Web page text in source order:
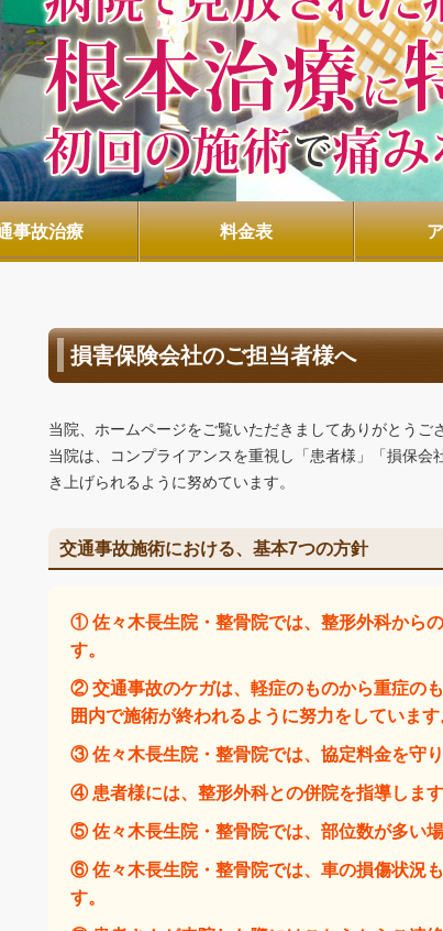
事故治療 料金表
損害保険会社のご担当者様へ
当院、ホームページをご覧いただきましてありがとうご
当院は、コンプライアンスを重視し「患者様」「損保
き上げられるように努めています。
交通事故施術における、基本7つの方針
① 佐々木長生院・整骨院では、整形外科から
す。
② 交通事故のケガは、軽症のものから重症の
囲内で施術が終われるように努力をしています
③ 佐々木長生院・整骨院では、協定料金を守り
④ 患者様には、整形外科との併院を指導します
⑤ 佐々木長生院・整骨院では、部位数が多い場
⑥ 佐々木長生院・整骨院では、車の損傷状況
す。